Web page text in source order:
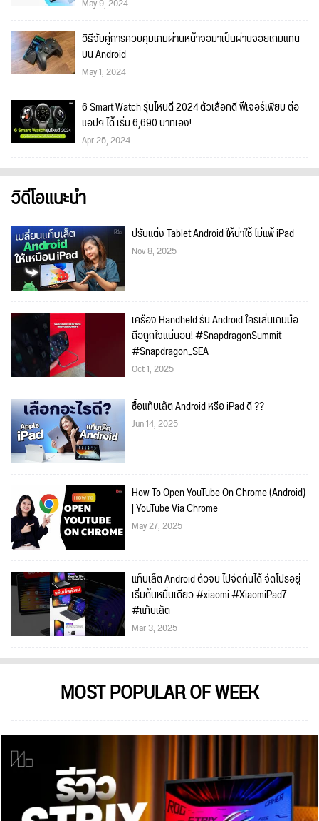
วิธีจับคู่การควบคุมเกมผ่านหน้าจอมาเป็นผ่านจอยเกมแทน
บน Android
May 1, 2024
6 Smart Watch รุ่นไหนดี 2024 ตัวเลือกดี ฟีเจอร์เพียบ ต่อ
แอปฯ ได้ เริ่ม 6,690 บาทเอง!
Apr 25, 2024
วิดีโอแนะนำ
ปรับแต่ง Tablet Android ให้น่าใช้ ไม่แพ้ iPad
Nov 8, 2025
เครื่อง Handheld รัน Android ใครเล่นเกมมือ
ถือถูกใจแน่นอน! #SnapdragonSummit
#Snapdragon_SEA
Oct 1, 2025
ซื้อแท็บเล็ต Android หรือ iPad ดี ??
Jun 14, 2025
How To Open YouTube On Chrome (Android)
| YouTube Via Chrome
May 27, 2025
แท็บเล็ต Android ตัวจบ ไปจัดกันได้ จัดโปรอยู่
เริ่มต้นหมื่นเดียว #xiaomi #XiaomiPad7
#แท็บเล็ต
Mar 3, 2025
MOST POPULAR OF WEEK